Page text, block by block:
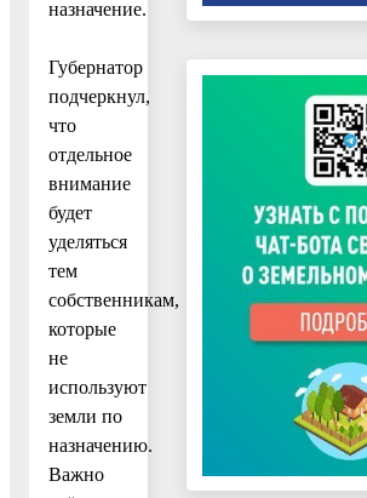
назначение.
Губернатор
подчеркнул,
что
отдельное
внимание
будет
уделяться
тем
собственникам,
которые
не
используют
земли по
назначению.
Важно